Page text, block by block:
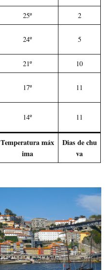
25º
2
24º 5
21º
10
17º 11
14º 11
Temperatura máx
ima
Dias de chu
va